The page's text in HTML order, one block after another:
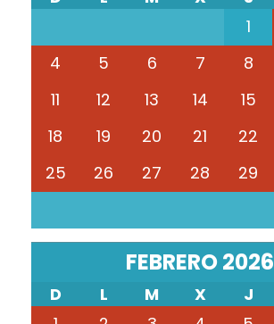
1
4
5 6 7 8
11
12 13 14 15
18
19 20 21 22
25
26 27 28 29
FEBRERO 2026
D L M X J